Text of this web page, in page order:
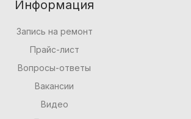
Информация
Запись на ремонт
Прайс-лист
Вопросы-ответы
Вакансии
Видео